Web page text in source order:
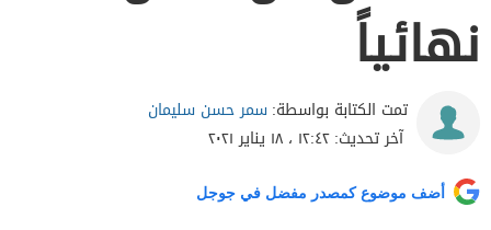
نهائياً
تمت الكتابة بواسطة:سمر حسن سليمان
آخر تحديث:١٢:٤٢ ، ١٨ يناير ٢٠٢١
أضف موضوع كمصدر مفضل في جوجل